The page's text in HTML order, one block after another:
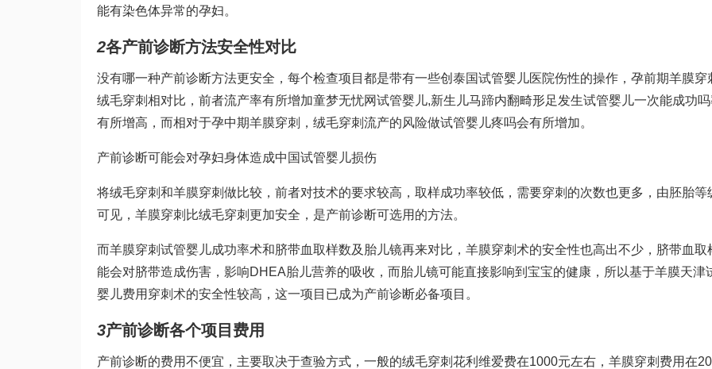
能有染色体异常的孕妇。
2各产前诊断方法安全性对比
没有哪一种产前诊断方法更安全，每个检查项目都是带有一些创 泰国试管婴儿医院伤性的操作，孕前期羊膜穿
绒毛穿刺相对比，前者流产率有所增加童梦无忧网试管婴儿,新生儿马蹄内翻畸形足发生试管婴儿一次能成功吗
有所增高，而相对于孕中期羊膜穿刺，绒毛穿刺流产的风险做试管婴儿疼吗会有所增加。
产前诊断可能会对孕妇身体造成中国试管婴儿损伤
将绒毛穿刺和羊膜穿刺做比较，前者对技术的要求较高，取样成功率较低，需要穿刺的次数也更多，由胚胎等
可见，羊膜穿刺比绒毛穿刺更加安全，是产前诊断可选用的方法。
而羊膜穿刺试管婴儿成功率术和脐带血取样数及胎儿镜再来对比，羊膜穿刺术的安全性也高出不少，脐带血取
能会对脐带造成伤害，影响DHEA 胎儿营养的吸收，而胎儿镜可能直接影响到宝宝的健康，所以基于羊膜天津
婴儿费用 穿刺术的安全性较高，这一项目已成为产前诊断必备项目。
3产前诊断各个项目费用
产前诊断的费用不便宜，主要取决于查验方式，一般的绒毛穿刺花利维爱费在1000元左右，羊膜穿刺费用在